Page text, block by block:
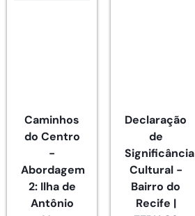
Caminhos
do Centro
-
Abordagem
2: Ilha de
Antônio
Declaração
de
Significância
Cultural -
Bairro do
Recife |